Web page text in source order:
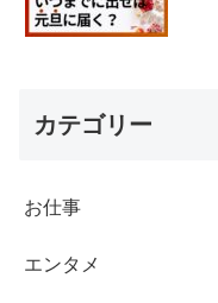
カテゴリー
お仕事
エンタメ